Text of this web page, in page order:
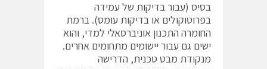
בסיס (עבור בדיקות של עמידה
בפרוטוקולים או בדיקות עומס). ברמת
החומרה התכנון אוניברסאלי למדי, והוא
ישים גם עבור יישומים מתחומים אחרים.
מנקודת מבט טכנית, הדרישה